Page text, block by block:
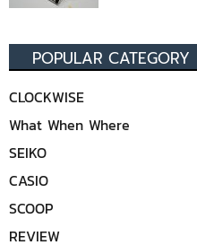
POPULAR CATEGORY
CLOCKWISE
What When Where
SEIKO
CASIO
SCOOP
REVIEW